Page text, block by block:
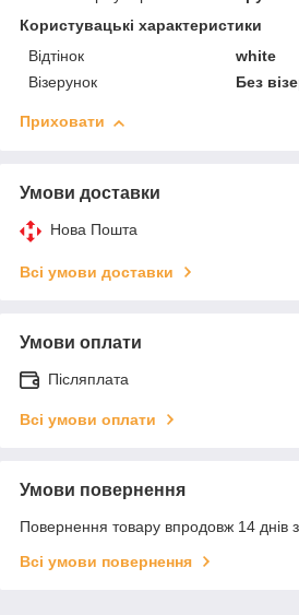
Користувацькі характеристики
Відтінок
white
Візерунок
Без
Приховати
Умови доставки
Нова Пошта
Всі умови доставки
Умови оплати
Післяплата
Всі умови оплати
Умови повернення
Повернення товару впродовж 14 днів
Всі умови повернення